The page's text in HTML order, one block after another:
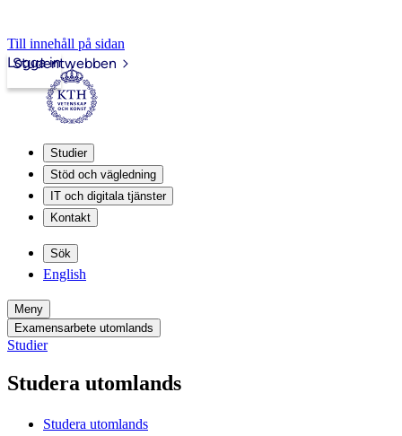
Till innehåll på sidan
Studentwebben
Logga in
Studier
Stöd och vägledning
IT och digitala tjänster
Kontakt
Sök
English
Meny
Examensarbete utomlands
Studier
Studera utomlands
Studera utomlands